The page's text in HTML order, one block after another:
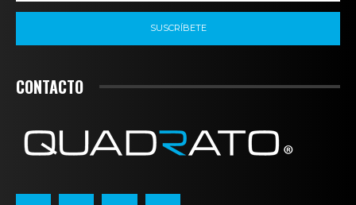
SUSCRÍBETE
CONTACTO